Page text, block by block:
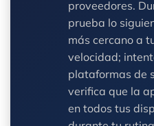
proveedores.
prueba lo
más cercano a
velocidad;
plataformas de
verifica que la
en todos tus